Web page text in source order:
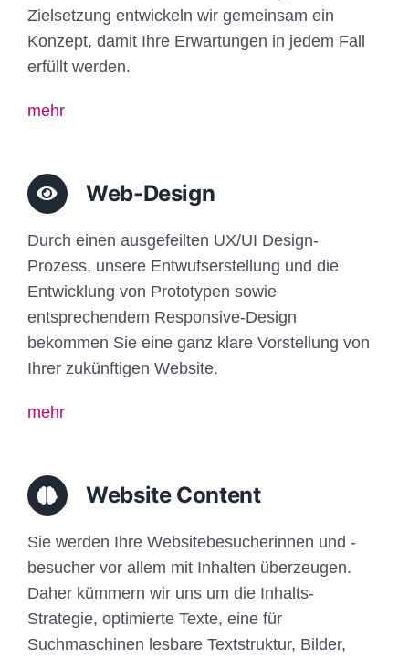
Zielsetzung entwickeln wir gemeinsam ein
Konzept, damit Ihre Erwartungen in jedem Fall
erfüllt werden.
mehr
Web-Design
Durch einen ausgefeilten UX/UI Design-
Prozess, unsere Entwufserstellung und die
Entwicklung von Prototypen sowie
entsprechendem Responsive-Design
bekommen Sie eine ganz klare Vorstellung von
Ihrer zukünftigen Website.
mehr
Website Content
Sie werden Ihre Websitebesucherinnen und -
besucher vor allem mit Inhalten überzeugen.
Daher kümmern wir uns um die Inhalts-
Strategie, optimierte Texte, eine für
Suchmaschinen lesbare Textstruktur, Bilder,